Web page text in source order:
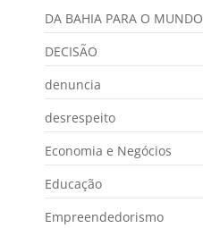
DA BAHIA PARA O MUNDO
DECISÃO
denuncia
desrespeito
Economia e Negócios
Educação
Empreendedorismo